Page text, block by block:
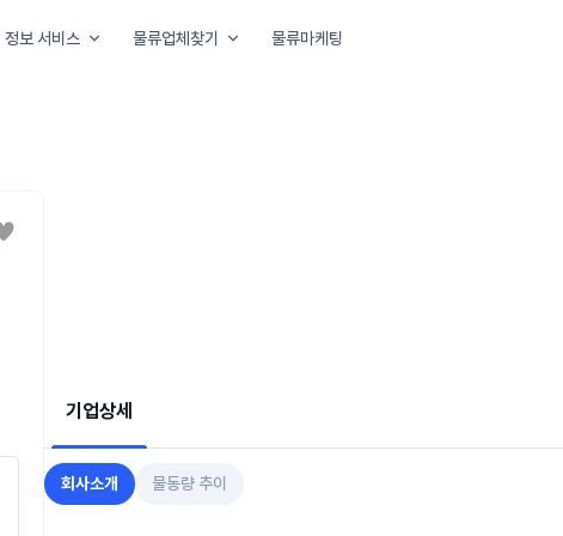
정보 서비스 물류업체찾기 물류마케팅
좋아요
기업상세
회사소개 물동량 추이